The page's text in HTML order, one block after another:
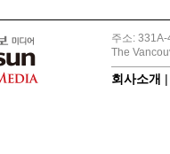
주소:
The
회사소개